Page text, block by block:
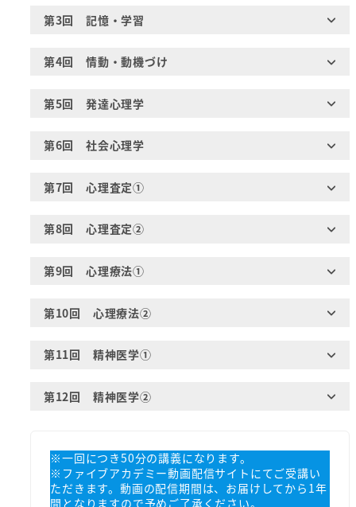
第3回 記憶・学習
第4回 情動・動機づけ
第5回 発達心理学
第6回 社会心理学
第7回 心理査定①
第8回 心理査定②
第9回 心理療法①
第10回 心理療法②
第11回 精神医学①
第12回 精神医学②
※一回につき50分の講義になります。
※ファイブアカデミー動画配信サイトにてご受講い
ただきます。動画の配信期間は、お届けしてから1年
間となりますので予めご了承ください。